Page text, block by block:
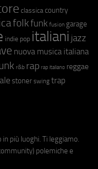
classica country
folkfunk fusion garage
indie pop italiani jazz
nuova musica italiana
r&b rap rap italiano reggae
stoner swing trap
più luoghi. Ti leggiamo.
polemiche e